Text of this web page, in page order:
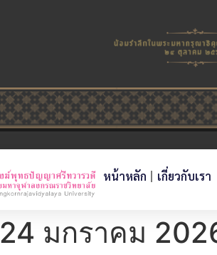
หน้าหลัก เกี่ยวกับเรา
24 มกราคม